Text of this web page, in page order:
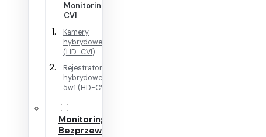
Monitoring HD-
CVI
Kamery
hybrydowe 4w1
(HD-CVI)
Rejestratory
hybrydowe + IP
5w1 (HD-CVI)
Monitoring
Bezprzewodowy